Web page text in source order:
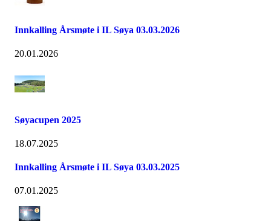
Innkalling Årsmøte i IL Søya 03.03.2026
20.01.2026
Søyacupen 2025
18.07.2025
Innkalling Årsmøte i IL Søya 03.03.2025
07.01.2025